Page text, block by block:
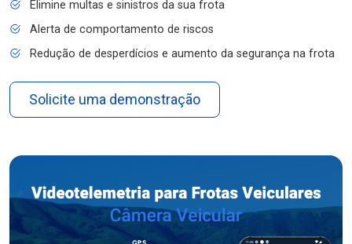
Elimine multas e sinistros da sua frota
Alerta de comportamento de riscos
Redução de desperdícios e aumento da segurança na frota
Solicite uma demonstração